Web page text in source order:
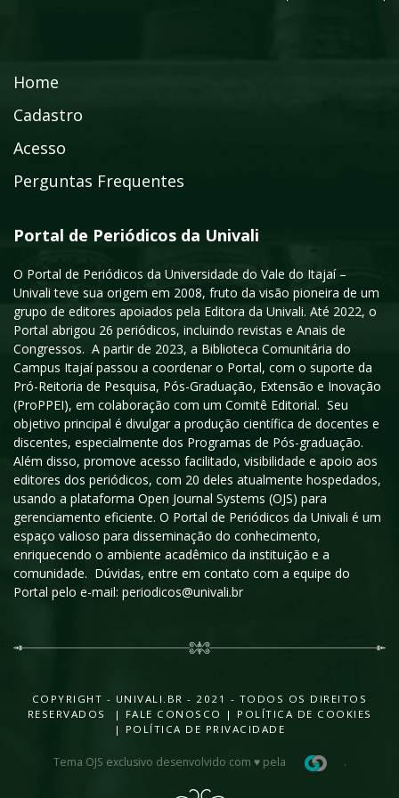
Home
Cadastro
Acesso
Perguntas Frequentes
Portal de Periódicos da Univali
O Portal de Periódicos da Universidade do Vale do Itajaí –
Univali teve sua origem em 2008, fruto da visão pioneira de um
grupo de editores apoiados pela Editora da Univali. Até 2022, o
Portal abrigou 26 periódicos, incluindo revistas e Anais de
Congressos. A partir de 2023, a Biblioteca Comunitária do
Campus Itajaí passou a coordenar o Portal, com o suporte da
Pró-Reitoria de Pesquisa, Pós-Graduação, Extensão e Inovação
(ProPPEI), em colaboração com um Comitê Editorial. Seu
objetivo principal é divulgar a produção científica de docentes e
discentes, especialmente dos Programas de Pós-graduação.
Além disso, promove acesso facilitado, visibilidade e apoio aos
editores dos periódicos, com 20 deles atualmente hospedados,
usando a plataforma Open Journal Systems (OJS) para
gerenciamento eficiente. O Portal de Periódicos da Univali é um
espaço valioso para disseminação do conhecimento,
enriquecendo o ambiente acadêmico da instituição e a
comunidade. Dúvidas, entre em contato com a equipe do
Portal pelo e-mail: periodicos@univali.br
COPYRIGHT - UNIVALI.BR - 2021 - TODOS OS DIREITOS
RESERVADOS |
FALE CONOSCO | POLÍTICA DE COOKIES
| POLÍTICA DE PRIVACIDADE
Tema OJS exclusivo desenvolvido com ♥ pela .